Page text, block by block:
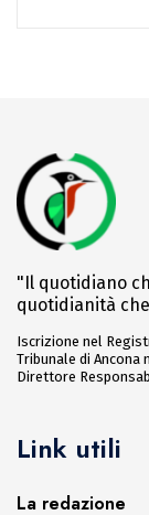
"Il quotidiano
quotidianità
Iscrizione nel
Tribunale di Ancona
Direttore
Link utili
La redazione